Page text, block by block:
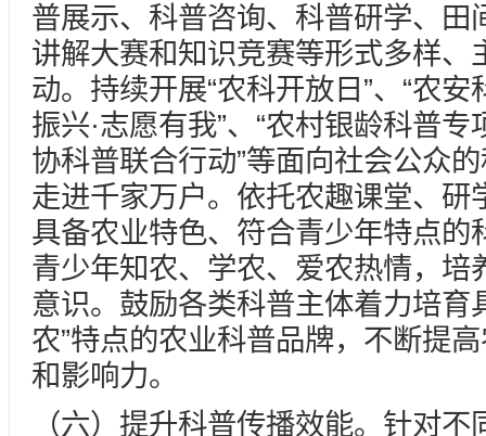
普展示、科普咨询、科普研学、田
讲解大赛和知识竞赛等形式多样、
动。持续开展“农科开放日”、“农安
振兴·志愿有我”、“农村银龄科普专
协科普联合行动”等面向社会公众
走进千家万户。依托农趣课堂、研
具备农业特色、符合青少年特点的
青少年知农、学农、爱农热情，培
意识。鼓励各类科普主体着力培育
农”特点的农业科普品牌，不断提
和影响力。
（六）提升科普传播效能。针对